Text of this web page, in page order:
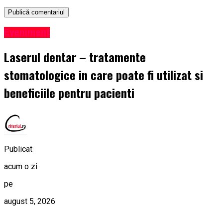
Eveniment
Laserul dentar – tratamente
stomatologice in care poate fi utilizat si
beneficiile pentru pacienti
Publicat
acum o zi
pe
august 5, 2026